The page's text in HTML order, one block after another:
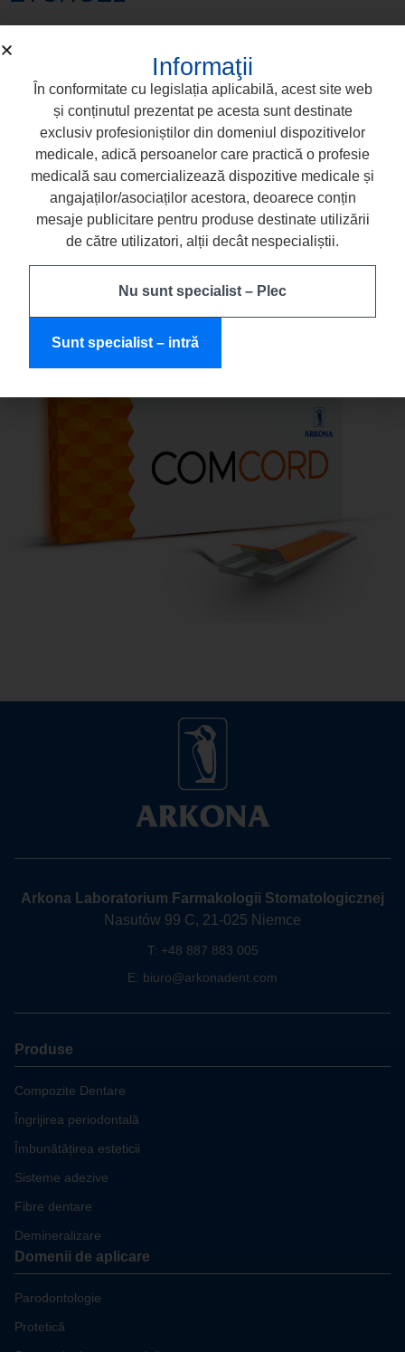
COMCORD
Arkona Laboratorium Farmakologii Stomatologicznej
Nasutów 99 C, 21-025 Niemce
T: +48 887 883 005
E: biuro@arkonadent.com
Produse
Compozite Dentare
Îngrijirea periodontală
Îmbunătățirea esteticii
Sisteme adezive
Fibre dentare
Demineralizare
Domenii de aplicare
Parodontologie
Protetică
Informaţii
În conformitate cu legislația aplicabilă, acest site web
și conținutul prezentat pe acesta sunt destinate
exclusiv profesioniștilor din domeniul dispozitivelor
medicale, adică persoanelor care practică o profesie
medicală sau comercializează dispozitive medicale și
angajaților/asociaților acestora, deoarece conțin
mesaje publicitare pentru produse destinate utilizării
de către utilizatori, alții decât nespecialiștii.
Nu sunt specialist – Plec
Sunt specialist – intră